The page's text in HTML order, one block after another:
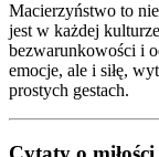
Macierzyństwo to
jest w każdej
bezwarunkowości i
emocje, ale i siłę,
prostych gestach.